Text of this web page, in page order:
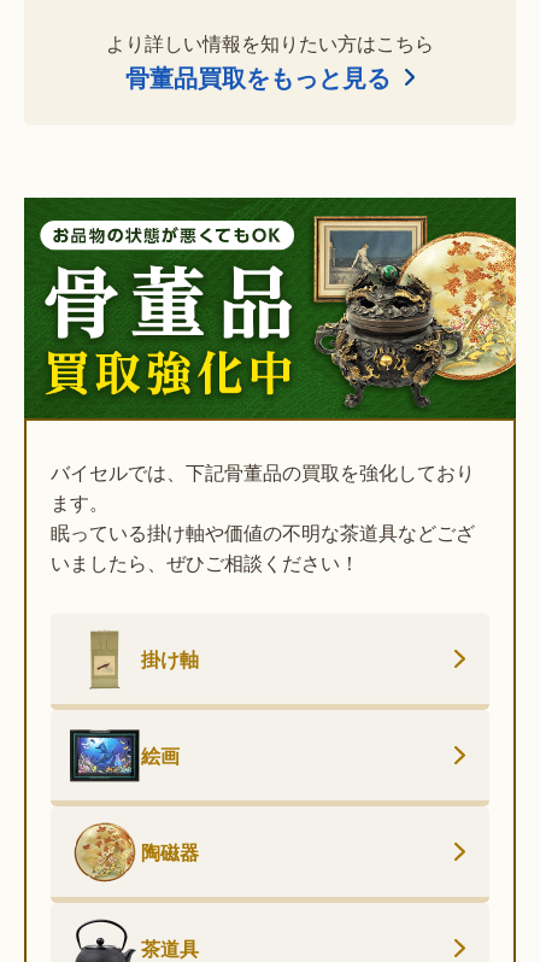
より詳しい情報を知りたい方はこちら
骨董品買取をもっと見る
バイセルでは、下記骨董品の買取を強化しており
ます。
眠っている掛け軸や価値の不明な茶道具などござ
いましたら、ぜひご相談ください！
掛け軸
絵画
陶磁器
茶道具